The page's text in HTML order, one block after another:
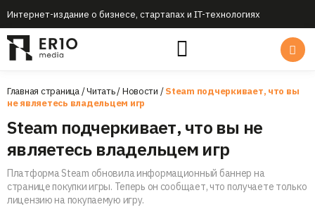
Интернет-издание о бизнесе, стартапах и IT-технологиях
Главная страница/Читать/Новости /Steam подчеркивает, что вы
не являетесь владельцем игр
Steam подчеркивает, что вы не
являетесь владельцем игр
Платформа Steam обновила информационный баннер на
странице покупки игры. Теперь он сообщает, что получаете только
лицензию на покупаемую игру.